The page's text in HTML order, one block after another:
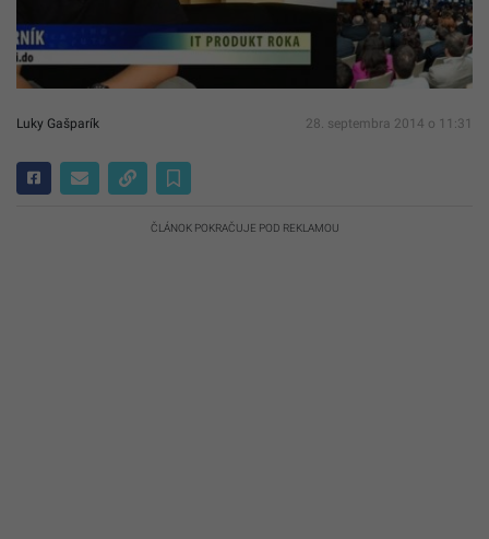
Luky Gašparík 28. septembra 2014 o 11:31
ČLÁNOK POKRAČUJE POD REKLAMOU